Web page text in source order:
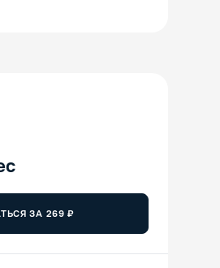
ЗА 269 ₽